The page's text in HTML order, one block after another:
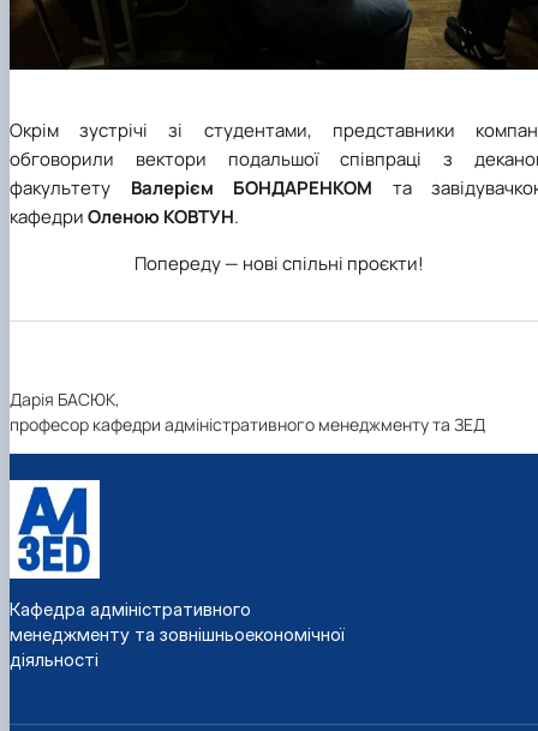
Окрім зустрічі зі студентами, представники
обговорили вектори подальшої співпраці з
факультету Валерієм БОНДАРЕНКОМ та
кафедриОленою КОВТУН.
Попереду — нові спільні проєкти!
Дарія БАСЮК,
професор кафедри адміністративного менеджменту та ЗЕД
Кафедра адміністративного
менеджменту та зовнішньоекономічної
діяльності